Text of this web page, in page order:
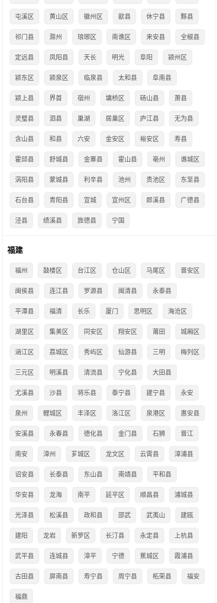
屯溪区 黄山区 徽州区 歙县 休宁县 黟县
祁门县 滁州 琅琊区 南谯区 来安县 全椒县
定远县 凤阳县 天长 明光 阜阳 颍州区
颍东区 颍泉区 临泉县 太和县 阜南县
颍上县 界首 宿州 墉桥区 砀山县 萧县
灵璧县 泗县 巢湖 居巢区 庐江县 无为县
含山县 和县 六安 金安区 裕安区 寿县
霍邱县 舒城县 金寨县 霍山县 亳州 谯城区
涡阳县 蒙城县 利辛县 池州 贵池区 东至县
石台县 青阳县 宣城 宣州区 郎溪县 广德县
泾县 绩溪县 旌德县 宁国
福建
福州 鼓楼区 台江区 仓山区 马尾区 晋安区
闽侯县 连江县 罗源县 闽清县 永泰县
平潭县 福清 长乐 厦门 思明区 海沧区
湖里区 集美区 同安区 翔安区 莆田 城厢区
涵江区 荔城区 秀屿区 仙游县 三明 梅列区
三元区 明溪县 清流县 宁化县 大田县
尤溪县 沙县 将乐县 泰宁县 建宁县 永安
泉州 鲤城区 丰泽区 洛江区 泉港区 惠安县
安溪县 永春县 德化县 金门县 石狮 晋江
南安 漳州 芗城区 龙文区 云霄县 漳浦县
诏安县 长泰县 东山县 南靖县 平和县
华安县 龙海 南平 延平区 顺昌县 浦城县
光泽县 松溪县 政和县 邵武 武夷山 建瓯
建阳 龙岩 新罗区 长汀县 永定县 上杭县
武平县 连城县 漳平 宁德 蕉城区 霞浦县
古田县 屏南县 寿宁县 周宁县 柘荣县 福安
福鼎